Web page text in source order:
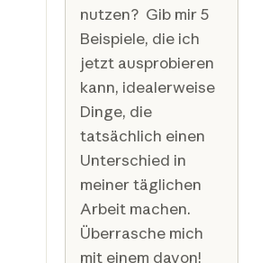
nutzen? Gib mir 5
Beispiele, die ich
jetzt ausprobieren
kann, idealerweise
Dinge, die
tatsächlich einen
Unterschied in
meiner täglichen
Arbeit machen.
Überrasche mich
mit einem davon!